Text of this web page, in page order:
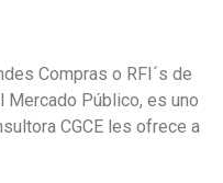
Compras o RFI´s de
Público, es uno
CGCE les ofrece a